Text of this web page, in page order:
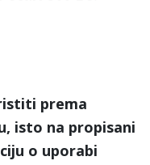
prema
isto na propisani
o uporabi